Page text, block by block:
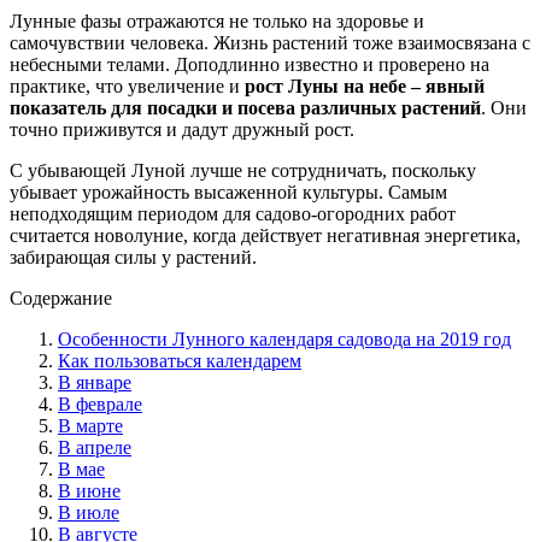
Лунные фазы отражаются не только на здоровье и
самочувствии человека. Жизнь растений тоже взаимосвязана с
небесными телами. Доподлинно известно и проверено на
практике, что увеличение и рост Луны на небе – явный
показатель для посадки и посева различных растений. Они
точно приживутся и дадут дружный рост.
С убывающей Луной лучше не сотрудничать, поскольку
убывает урожайность высаженной культуры. Самым
неподходящим периодом для садово-огородних работ
считается новолуние, когда действует негативная энергетика,
забирающая силы у растений.
Содержание
Особенности Лунного календаря садовода на 2019 год
Как пользоваться календарем
В январе
В феврале
В марте
В апреле
В мае
В июне
В июле
В августе